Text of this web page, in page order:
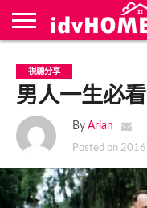
新
文
章
聯
絡
我
們
首
頁
視聽分享
男人一生必
By Arian
Posted on